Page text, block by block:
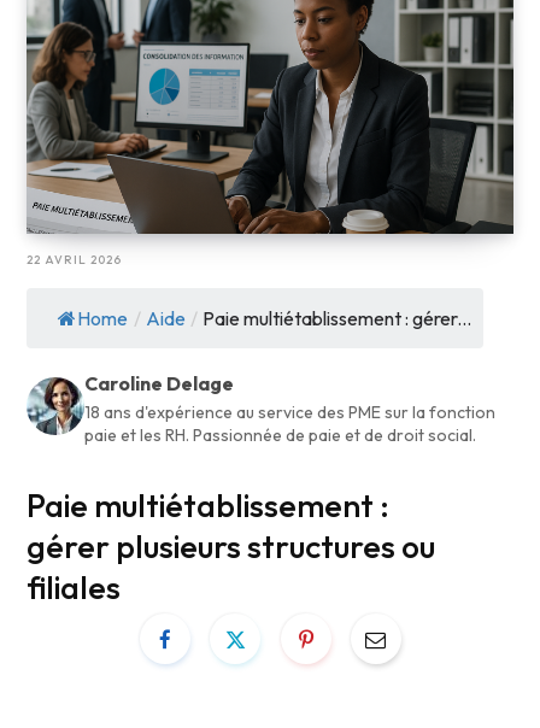
Paie multiétablissement :
gérer plusieurs structures ou
filiales
22 AVRIL 2026
Home / Aide / Paie multiétablissement : gérer...
Caroline Delage
18 ans d'expérience au service des PME sur la fonction
paie et les RH. Passionnée de paie et de droit social.